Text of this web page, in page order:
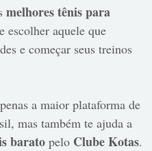
melhores tênis para
escolher aquele que
e começar seus treinos
a maior plataforma de
mas também te ajuda a
barato pelo Clube Kotas.